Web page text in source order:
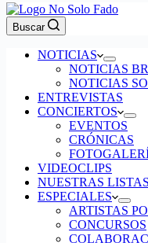
Buscar
NOTICIAS
NOTICIAS
NOTICIAS
ENTREVISTAS
CONCIERTOS
EVENTOS
CRÓNICAS
VIDEOCLIPS
NUESTRAS LISTAS
ESPECIALES
ARTISTAS
CONCURSOS